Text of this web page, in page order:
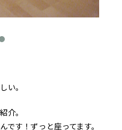
い。
介。
す！ずっと座ってます。